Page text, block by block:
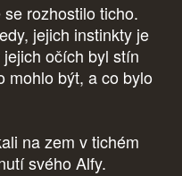
rozhostilo ticho.
jejich instinkty je
očích byl stín
mohlo být, a co bylo
na zem v tichém
svého Alfy.